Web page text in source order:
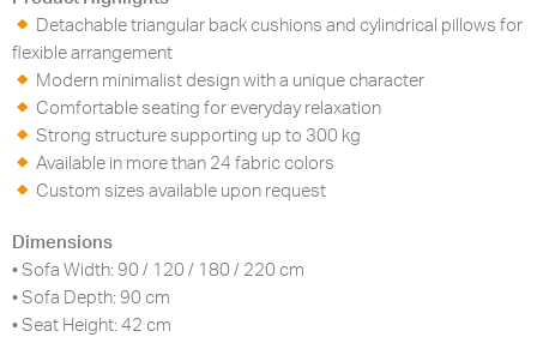
Detachable triangular back cushions and cylindrical pillows for
flexible arrangement
Modern minimalist design with a unique character
Comfortable seating for everyday relaxation
Strong structure supporting up to 300 kg
Available in more than 24 fabric colors
Custom sizes available upon request
Dimensions
• Sofa Width: 90 / 120 / 180 / 220 cm
• Sofa Depth: 90 cm
• Seat Height: 42 cm